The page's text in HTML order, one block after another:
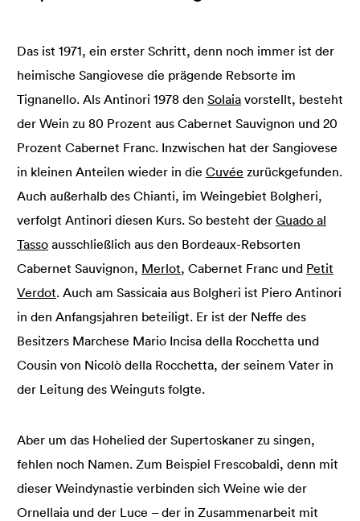
Das ist 1971, ein erster Schritt, denn noch immer ist der
heimische Sangiovese die prägende Rebsorte im
Tignanello. Als Antinori 1978 den Solaia vorstellt, besteht
der Wein zu 80 Prozent aus Cabernet Sauvignon und 20
Prozent Cabernet Franc. Inzwischen hat der Sangiovese
in kleinen Anteilen wieder in die Cuvée zurückgefunden.
Auch außerhalb des Chianti, im Weingebiet Bolgheri,
verfolgt Antinori diesen Kurs. So besteht der Guado al
Tasso ausschließlich aus den Bordeaux-Rebsorten
Cabernet Sauvignon, Merlot, Cabernet Franc und Petit
Verdot. Auch am Sassicaia aus Bolgheri ist Piero Antinori
in den Anfangsjahren beteiligt. Er ist der Neffe des
Besitzers Marchese Mario Incisa della Rocchetta und
Cousin von Nicolò della Rocchetta, der seinem Vater in
der Leitung des Weinguts folgte.
Aber um das Hohelied der Supertoskaner zu singen,
fehlen noch Namen. Zum Beispiel Frescobaldi, denn mit
dieser Weindynastie verbinden sich Weine wie der
Ornellaia und der Luce – der in Zusammenarbeit mit